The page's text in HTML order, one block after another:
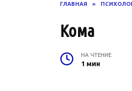
ГЛАВНАЯ »
Кома
НА ЧТЕНИЕ
1 мин